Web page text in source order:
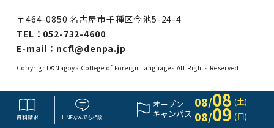
資料請求 LINEなんでも相談
オープン
キャンパス
08/08 (土)
08/09 (日)
〒464-0850 名古屋市千種区今池5-24-4
TEL： 052-732-4600
E-mail： ncfl@denpa.jp
Copyright©Nagoya College of Foreign Languages All Rights Reserved